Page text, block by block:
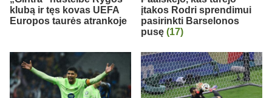
klubą ir tęs kovas UEFA
Europos taurės atrankoje
įtakos Rodri sprendimui
pasirinkti Barselonos
pusę (17)